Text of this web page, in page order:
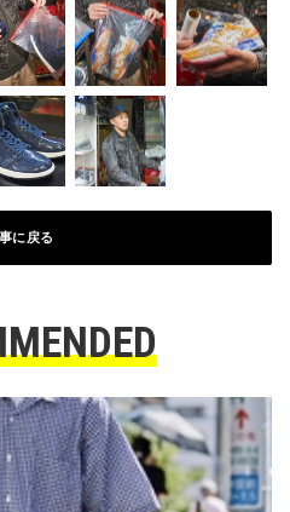
に戻る